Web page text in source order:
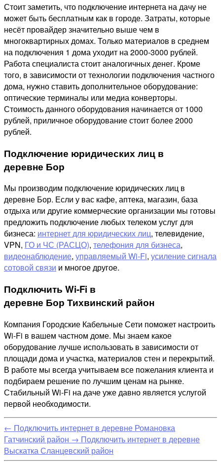
Стоит заметить, что подключение интернета на дачу не
может быть бесплатным как в городе. Затраты, которые
несёт провайдер значительно выше чем в
многоквартирных домах. Только материалов в среднем
на подключения 1 дома уходит на 2000-3000 рублей.
Работа специалиста стоит аналогичных денег. Кроме
того, в зависимости от технологии подключения частного
дома, нужно ставить дополнительное оборудование:
оптические терминалы или медиа конверторы.
Стоимость данного оборудования начинается от 1000
рублей, приличное оборудование стоит более 2000
рублей.
Подключение юридических лиц в
деревне Бор
Мы производим подключение юридических лиц в
деревне Бор. Если у вас кафе, аптека, магазин, база
отдыха или другие коммерческие организации мы готовы
предложить подключение любых телеком услуг для
бизнеса: интернет для юридических лиц, телевидение,
VPN, ГО и ЧС (РАСЦО), телефония для бизнеса,
видеонаблюдение, управляемый Wi-Fi, усиление сигнала
сотовой связи и многое другое.
Подключить Wi-Fi в
деревне Бор Тихвинский район
Компания Городские Кабельные Сети поможет настроить
Wi-Fi в вашем частном доме. Мы знаем какое
оборудование лучше использовать в зависимости от
площади дома и участка, материалов стен и перекрытий.
В работе мы всегда учитываем все пожелания клиента и
подбираем решение по лучшим ценам на рынке.
Стабильный Wi-Fi на даче уже давно является услугой
первой необходимости.
← Подключить интернет в деревне Романовка
Гатчинский район → Подключить интернет в деревне
Выскатка Сланцевский район